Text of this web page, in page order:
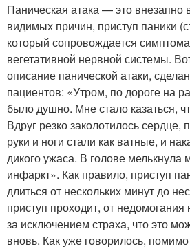
Паническая атака — это внезапно
видимых причин, приступ паники
который сопровождается
вегетативной нервной системы.
описание панической атаки,
пациентов: «Утром, по дороге на
было душно. Мне стало казаться,
Вдруг резко заколотилось сердце,
руки и ноги стали как ватные, и
дикого ужаса. В голове мелькнула
инфаркт». Как правило, приступ
длиться от нескольких минут до
приступ проходит, от недомогания
за исключением страха, что это
вновь. Как уже говорилось,